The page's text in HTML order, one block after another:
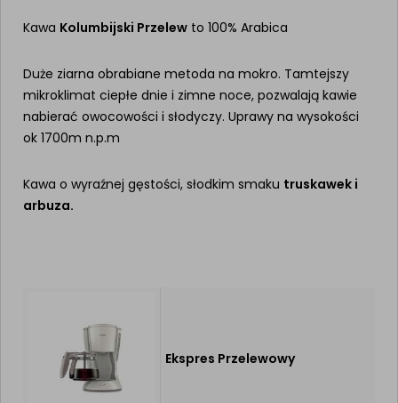
Kawa Kolumbijski Przelew to 100% Arabica
Duże ziarna obrabiane metoda na mokro. Tamtejszy
mikroklimat ciepłe dnie i zimne noce, pozwalają kawie
nabierać owocowości i słodyczy. Uprawy na wysokości
ok 1700m n.p.m
Kawa o wyraźnej gęstości, słodkim smaku truskawek i
arbuza.
Ekspres Przelewowy